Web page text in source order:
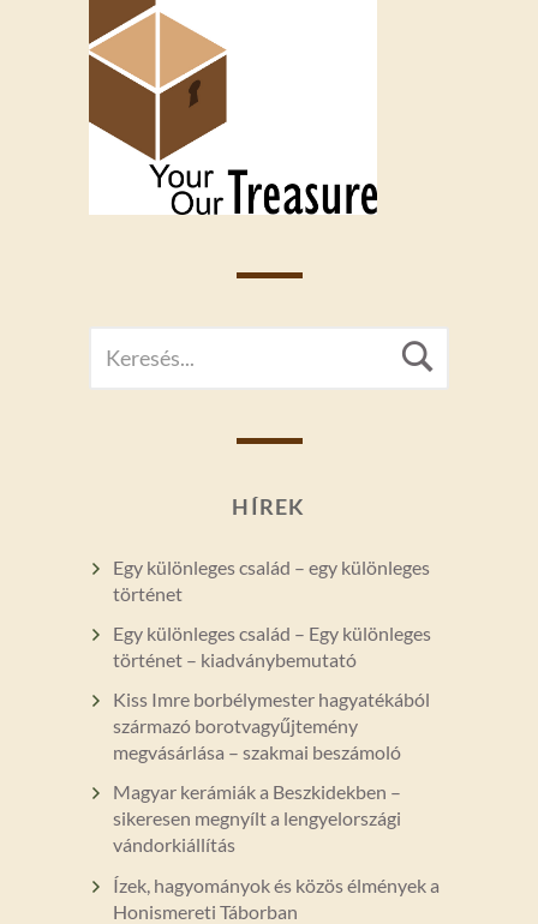
FOR:
HÍREK
Egy különleges család – egy különleges
történet
Egy különleges család – Egy különleges
történet – kiadványbemutató
Kiss Imre borbélymester hagyatékából
származó borotvagyűjtemény
megvásárlása – szakmai beszámoló
Magyar kerámiák a Beszkidekben –
sikeresen megnyílt a lengyelországi
vándorkiállítás
Ízek, hagyományok és közös élmények a
Honismereti Táborban